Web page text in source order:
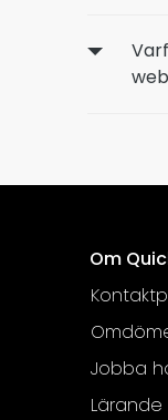
Om
Jobba
Lärande